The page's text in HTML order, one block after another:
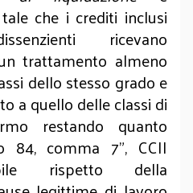
che i crediti inclusi
ricevano
trattamento almeno
dello stesso grado e
a quello delle classi di
restando quanto
84, comma 7”, CCII
rispetto della